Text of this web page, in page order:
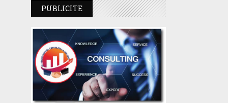
PUBLICITE